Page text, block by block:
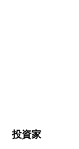
投資家